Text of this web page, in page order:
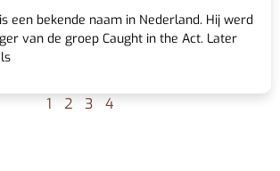
een bekende naam in Nederland. Hij werd
van de groep Caught in the Act. Later
1 2 3 4